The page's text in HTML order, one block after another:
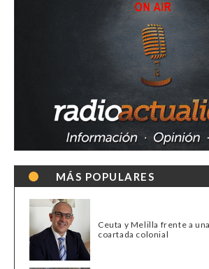
MÁS POPULARES
Ceuta y Melilla frente a
coartada colonial